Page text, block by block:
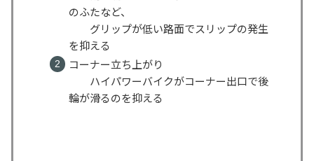
のふたなど、
グリップが低い路面でスリップの発生
を抑える
コーナー立ち上がり
ハイパワーバイクがコーナー出口で後
輪が滑るのを抑える